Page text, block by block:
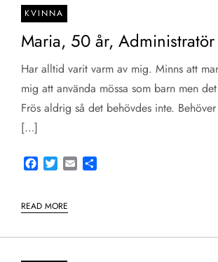
KVINNA
Maria, 50 år, Administratör
Har alltid varit varm av mig. Minns att
mig att använda mössa som barn men
Frös aldrig så det behövdes inte.
[…]
Facebook
TwitterEmail
READ MORE